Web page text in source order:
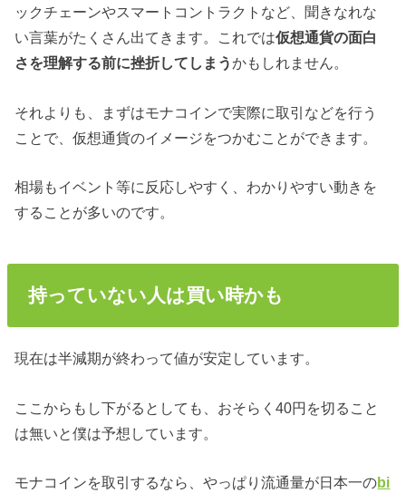
ックチェーンやスマートコントラクトなど、聞きなれな
い言葉がたくさん出てきます。これでは仮想通貨の面白
さを理解する前に挫折してしまうかもしれません。
それよりも、まずはモナコインで実際に取引などを行う
ことで、仮想通貨のイメージをつかむことができます。
相場もイベント等に反応しやすく、わかりやすい動きを
することが多いのです。
持っていない人は買い時かも
現在は半減期が終わって値が安定しています。
ここからもし下がるとしても、おそらく40円を切ること
は無いと僕は予想しています。
モナコインを取引するなら、やっぱり流通量が日本一のbi